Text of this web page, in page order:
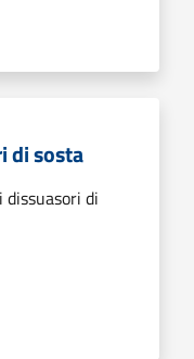
di sosta
di